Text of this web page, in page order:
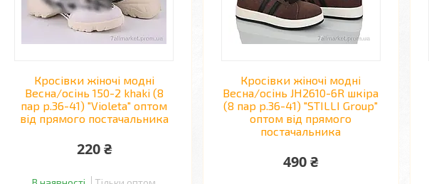
Кросівки жіночі модні
Весна/осінь 150-2 khaki (8
пар р.36-41) "Violeta" оптом
від прямого постачальника
220 ₴
Кросівки жіночі модні
Весна/осінь JH2610-6R шкіра
(8 пар р.36-41) "STILLI Group"
оптом від прямого
постачальника
490 ₴